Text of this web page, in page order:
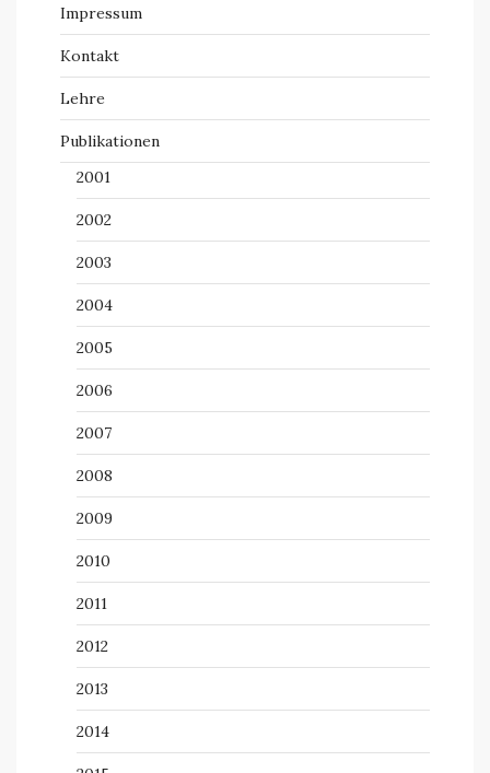
Impressum
Kontakt
Lehre
Publikationen
2001
2002
2003
2004
2005
2006
2007
2008
2009
2010
2011
2012
2013
2014